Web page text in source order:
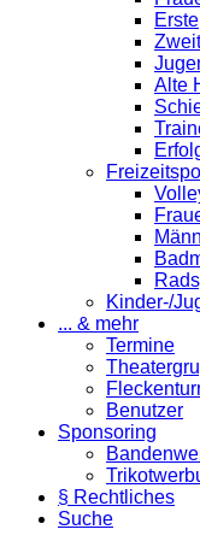
Erste
Alte
Kinder-/
... & mehr
Termine
Benutzer
Sponsoring
§ Rechtliches
Suche